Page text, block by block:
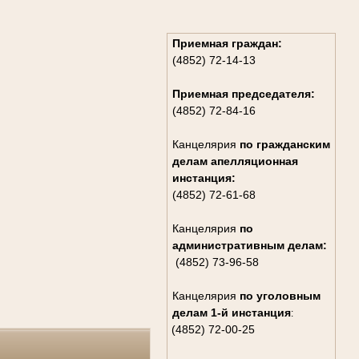
Приемная граждан:
(4852) 72-14-13
Приемная председателя:
(4852) 72-84-16
Канцелярия по гражданским
делам апелляционная
инстанция:
(4852) 72-61-68
Канцелярия по
административным делам:
(4852) 73-96-58
Канцелярия по уголовным
делам 1-й инстанция:
(4852) 72-00-25